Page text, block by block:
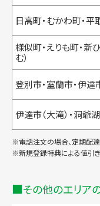
日高町・むかわ町・平
様似町・えりも町・新
む）
登別市・室蘭市・伊達
伊達市（大滝）・洞爺
※電話注文の場合、定期配
※新規登録特典による値引
その他のエリア